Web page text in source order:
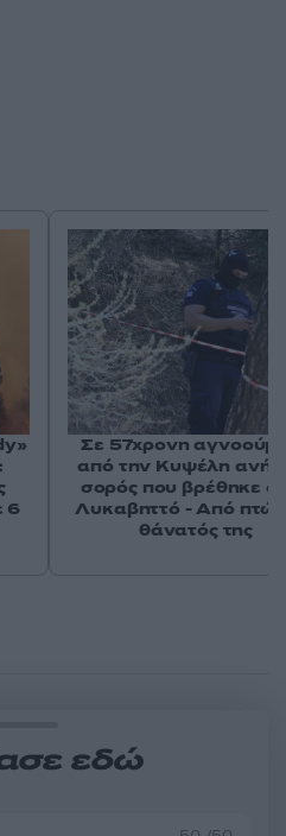
εδώ
6
Σε 57χρονη
από την Κυψέλη
σορός που βρέθηκε
Λυκαβηττό - Από
θάνατός της